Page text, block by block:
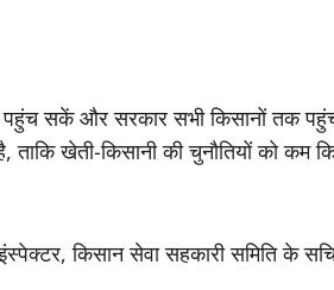
पहुंच सकें और सरकार सभी किसानों तक
खेती-किसानी की चुनौतियों को कम
किसान सेवा सहकारी समिति के